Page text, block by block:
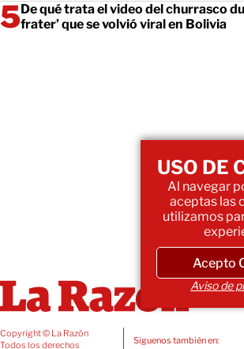
De qué trata el video del churrasco
frater’ que se volvió viral en Bolivia
Copyright © La Razón
Todos los derechos
Siguenos también en:
USO DE
Al navegar
aceptas las
utilizamos
Acepto
Aviso de